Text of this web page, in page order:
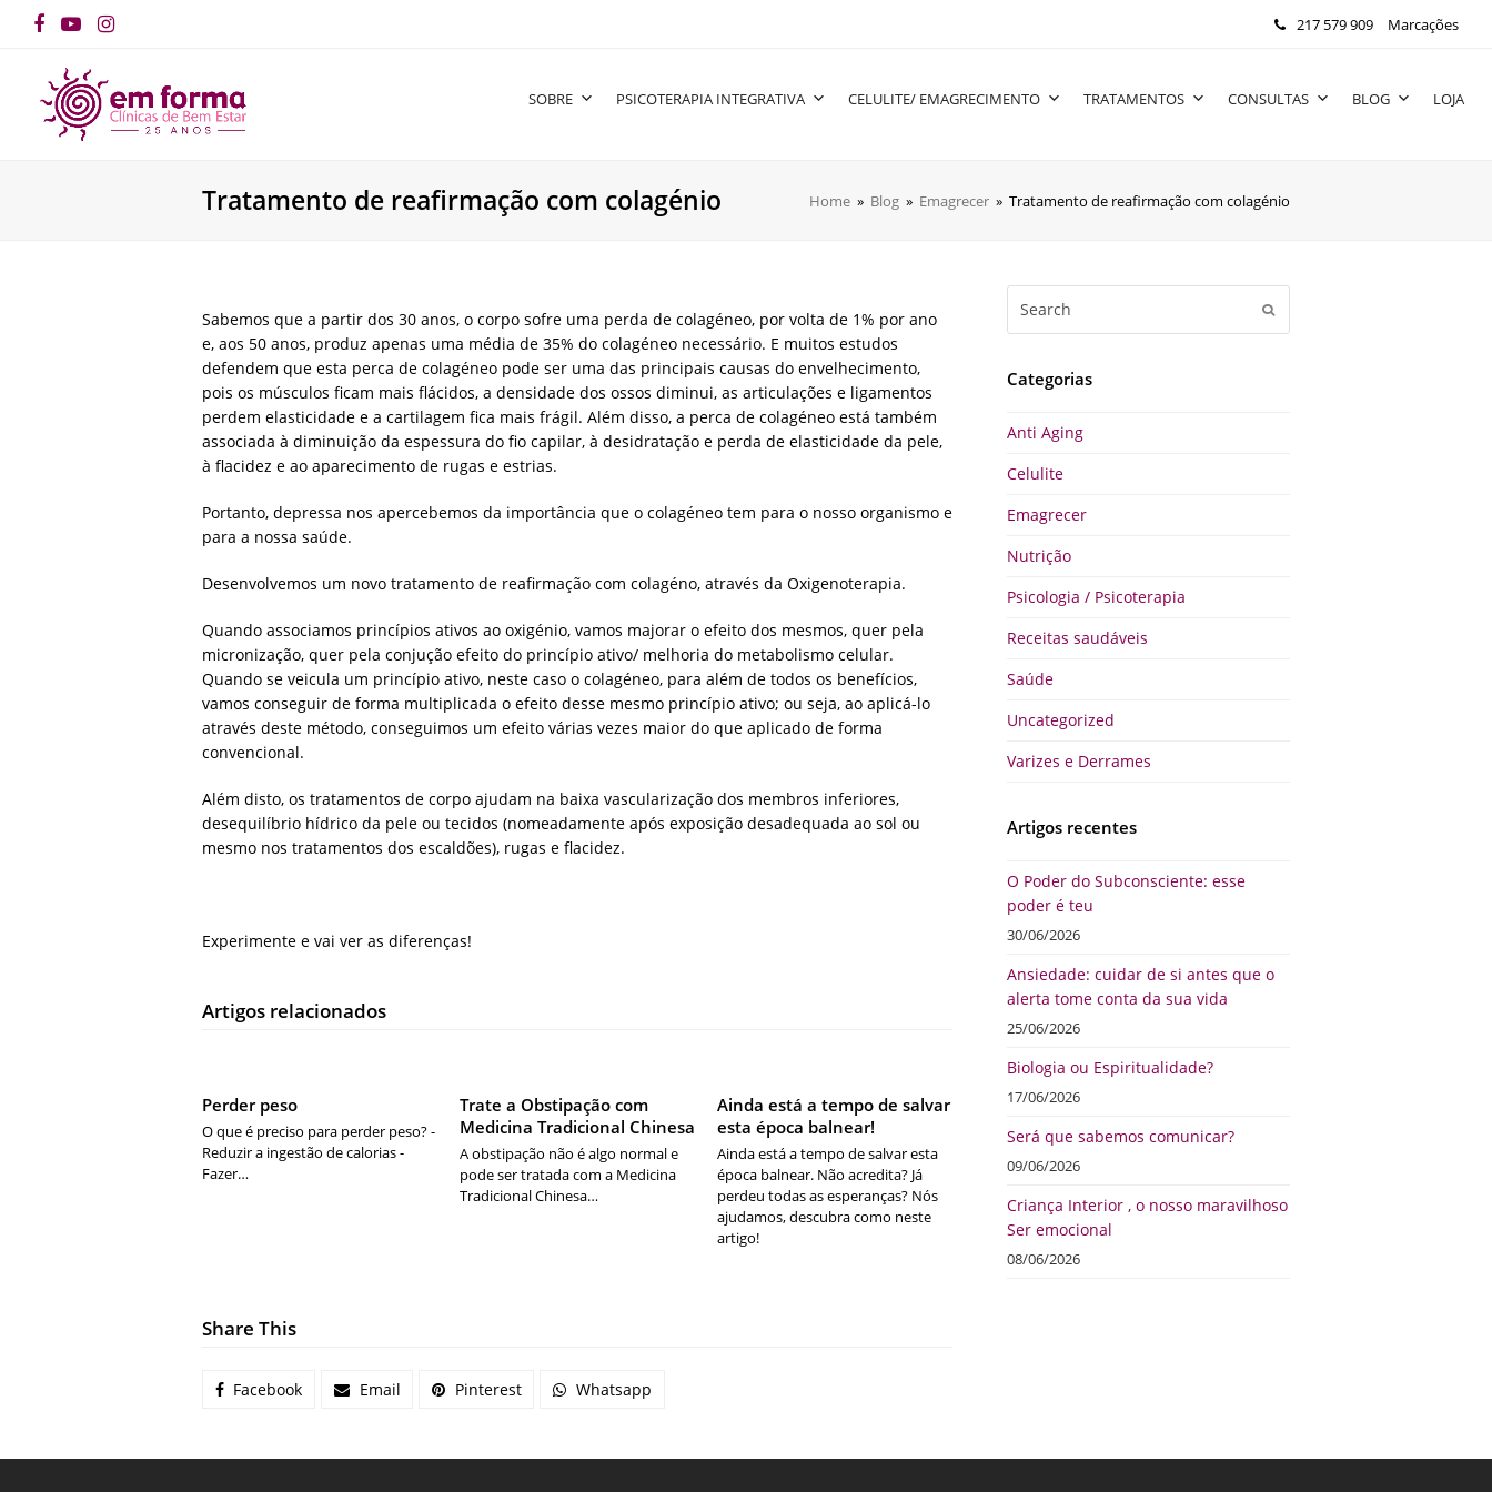
Facebook
YouTubeInstagram 217 579 909 Marcações
SOBRE PSICOTERAPIA INTEGRATIVA CELULITE/ EMAGRECIMENTO TRATAMENTOS CONSULTAS BLOG LOJA
Tratamento de reafirmação com colagénio Home » Blog » Emagrecer » Tratamento de reafirmação com colagénio
Categorias
Anti Aging
Celulite
Emagrecer
Nutrição
Psicologia / Psicoterapia
Receitas saudáveis
Saúde
Uncategorized
Varizes e Derrames
Artigos recentes
O Poder do Subconsciente: esse
poder é teu
30/06/2026
Ansiedade: cuidar de si antes que o
alerta tome conta da sua vida
25/06/2026
Biologia ou Espiritualidade?
17/06/2026
Será que sabemos comunicar?
09/06/2026
Criança Interior , o nosso maravilhoso
Ser emocional
08/06/2026
Sabemos que a partir dos 30 anos, o corpo sofre uma perda de colagéneo, por volta de 1% por ano
e, aos 50 anos, produz apenas uma média de 35% do colagéneo necessário. E muitos estudos
defendem que esta perca de colagéneo pode ser uma das principais causas do envelhecimento,
pois os músculos ficam mais flácidos, a densidade dos ossos diminui, as articulações e ligamentos
perdem elasticidade e a cartilagem fica mais frágil. Além disso, a perca de colagéneo está também
associada à diminuição da espessura do fio capilar, à desidratação e perda de elasticidade da pele,
à flacidez e ao aparecimento de rugas e estrias.
Portanto, depressa nos apercebemos da importância que o colagéneo tem para o nosso organismo e
para a nossa saúde.
Desenvolvemos um novo tratamento de reafirmação com colagéno, através da Oxigenoterapia.
Quando associamos princípios ativos ao oxigénio, vamos majorar o efeito dos mesmos, quer pela
micronização, quer pela conjução efeito do princípio ativo/ melhoria do metabolismo celular.
Quando se veicula um princípio ativo, neste caso o colagéneo, para além de todos os benefícios,
vamos conseguir de forma multiplicada o efeito desse mesmo princípio ativo; ou seja, ao aplicá-lo
através deste método, conseguimos um efeito várias vezes maior do que aplicado de forma
convencional.
Além disto, os tratamentos de corpo ajudam na baixa vascularização dos membros inferiores,
desequilíbrio hídrico da pele ou tecidos (nomeadamente após exposição desadequada ao sol ou
mesmo nos tratamentos dos escaldões), rugas e flacidez.
Experimente e vai ver as diferenças!
Artigos relacionados
Perder peso
O que é preciso para perder peso? -
Reduzir a ingestão de calorias -
Fazer…
Trate a Obstipação com
Medicina Tradicional Chinesa
A obstipação não é algo normal e
pode ser tratada com a Medicina
Tradicional Chinesa…
Ainda está a tempo de salvar
esta época balnear!
Ainda está a tempo de salvar esta
época balnear. Não acredita? Já
perdeu todas as esperanças? Nós
ajudamos, descubra como neste
artigo!
Share This
Facebook Email Pinterest Whatsapp